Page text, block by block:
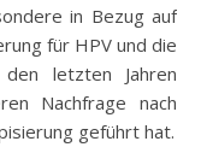
in Bezug auf
für HPV und die
letzten Jahren
Nachfrage nach
geführt hat.